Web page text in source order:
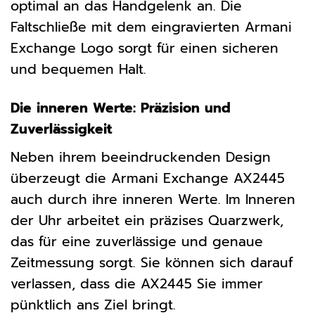
optimal an das Handgelenk an. Die
Faltschließe mit dem eingravierten Armani
Exchange Logo sorgt für einen sicheren
und bequemen Halt.
Die inneren Werte: Präzision und
Zuverlässigkeit
Neben ihrem beeindruckenden Design
überzeugt die Armani Exchange AX2445
auch durch ihre inneren Werte. Im Inneren
der Uhr arbeitet ein präzises Quarzwerk,
das für eine zuverlässige und genaue
Zeitmessung sorgt. Sie können sich darauf
verlassen, dass die AX2445 Sie immer
pünktlich ans Ziel bringt.